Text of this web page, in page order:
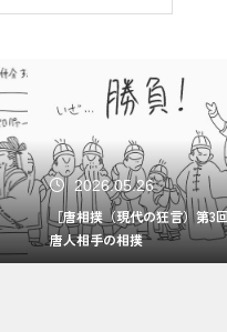
2026.05.26
［唐相撲（現代の狂言）第3回］
唐人相手の相撲